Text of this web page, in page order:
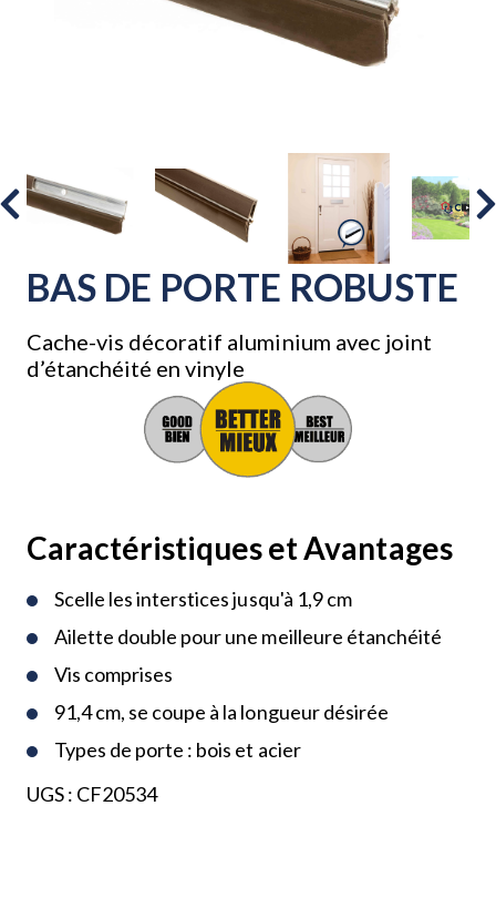
BAS DE PORTE ROBUSTE
Cache-vis décoratif aluminium avec joint
d’étanchéité en vinyle
Caractéristiques et Avantages
Scelle les interstices jusqu'à 1,9 cm
Ailette double pour une meilleure étanchéité
Vis comprises
91,4 cm, se coupe à la longueur désirée
Types de porte : bois et acier
UGS : CF20534